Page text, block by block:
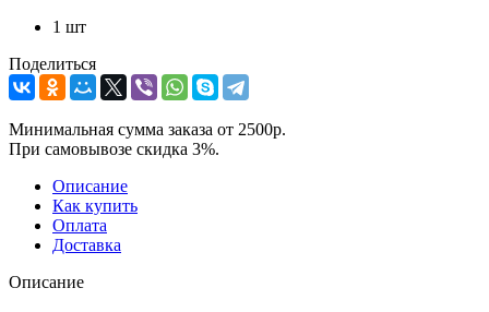
1 шт
Поделиться
Минимальная сумма заказа от 2500р.
При самовывозе скидка 3%.
Описание
Как купить
Оплата
Доставка
Описание